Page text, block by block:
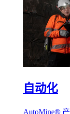
自动化
AutoMine®